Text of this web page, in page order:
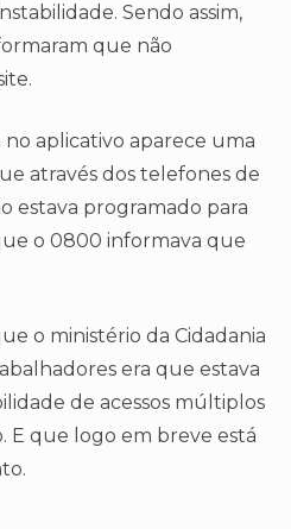
Sendo assim,
que não
aplicativo aparece uma
através dos telefones de
estava programado para
o 0800 informava que
o ministério da Cidadania
era que estava
de acessos múltiplos
E que logo em breve está